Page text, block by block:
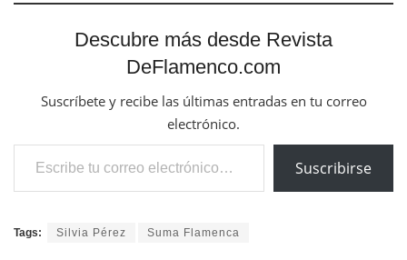
Descubre más desde Revista
DeFlamenco.com
Suscríbete y recibe las últimas entradas en tu correo
electrónico.
Escribe tu correo electrónico…
Suscribirse
Tags: Silvia Pérez Suma Flamenca